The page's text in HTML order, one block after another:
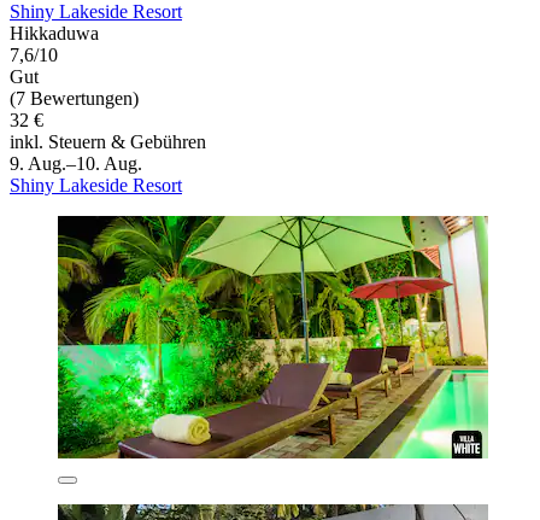
Shiny Lakeside Resort
Hikkaduwa
7,6/10
Gut
(7 Bewertungen)
32 €
inkl. Steuern & Gebühren
9. Aug.–10. Aug.
Shiny Lakeside Resort